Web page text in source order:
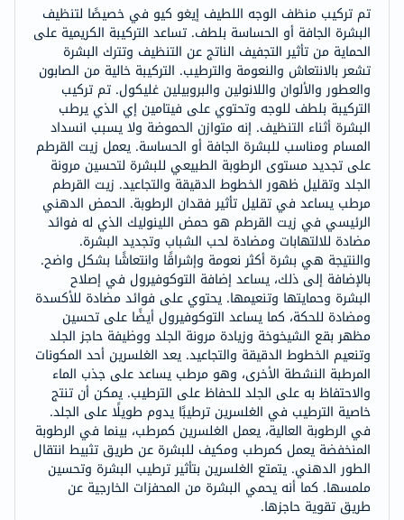
تم تركيب منظف الوجه اللطيف إيغو كيو في خصيصًا لتنظيف
البشرة الجافة أو الحساسة بلطف. تساعد التركيبة الكريمية على
الحماية من تأثير التجفيف الناتج عن التنظيف وتترك البشرة
تشعر بالانتعاش والنعومة والترطيب. التركيبة خالية من الصابون
والعطور والألوان واللانولين والبروبيلين غليكول. تم تركيب
التركيبة بلطف للوجه وتحتوي على فيتامين إي الذي يرطب
البشرة أثناء التنظيف. إنه متوازن الحموضة ولا يسبب انسداد
المسام ومناسب للبشرة الجافة أو الحساسة. يعمل زيت القرطم
على تجديد مستوى الرطوبة الطبيعي للبشرة لتحسين مرونة
الجلد وتقليل ظهور الخطوط الدقيقة والتجاعيد. زيت القرطم
مرطب يساعد في تقليل تأثير فقدان الرطوبة. الحمض الدهني
الرئيسي في زيت القرطم هو حمض اللينوليك الذي له فوائد
مضادة للالتهابات ومضادة لحب الشباب وتجديد البشرة.
والنتيجة هي بشرة أكثر نعومة وإشراقًا وانتعاشًا بشكل واضح.
بالإضافة إلى ذلك، يساعد إضافة التوكوفيرول في إصلاح
البشرة وحمايتها وتنعيمها. يحتوي على فوائد مضادة للأكسدة
ومضادة للحكة، كما يساعد التوكوفيرول أيضًا على تحسين
مظهر بقع الشيخوخة وزيادة مرونة الجلد ووظيفة حاجز الجلد
وتنعيم الخطوط الدقيقة والتجاعيد. يعد الغلسرين أحد المكونات
المرطبة النشطة الأخرى، وهو مرطب يساعد على جذب الماء
والاحتفاظ به على الجلد للحفاظ على الترطيب. يمكن أن تنتج
خاصية الترطيب في الغلسرين ترطيبًا يدوم طويلًا على الجلد.
في الرطوبة العالية، يعمل الغلسرين كمرطب، بينما في الرطوبة
المنخفضة يعمل كمرطب ومكيف للبشرة عن طريق تثبيط انتقال
الطور الدهني. يتمتع الغلسرين بتأثير ترطيب البشرة وتحسين
ملمسها. كما أنه يحمي البشرة من المحفزات الخارجية عن
طريق تقوية حاجزها.